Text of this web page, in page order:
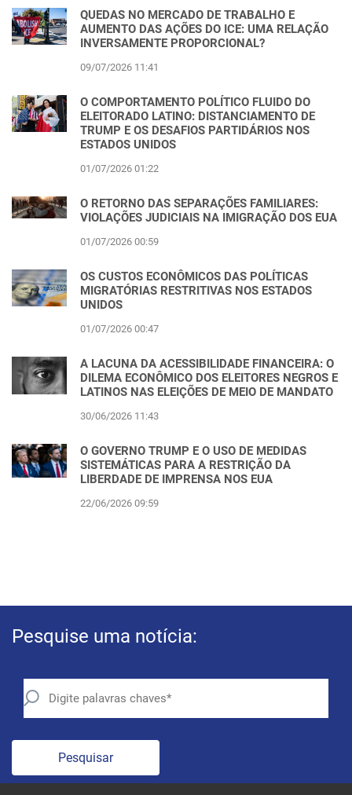
QUEDAS NO MERCADO DE TRABALHO E
AUMENTO DAS AÇÕES DO ICE: UMA RELAÇÃO
INVERSAMENTE PROPORCIONAL?
09/07/2026 11:41
O COMPORTAMENTO POLÍTICO FLUIDO DO
ELEITORADO LATINO: DISTANCIAMENTO DE
TRUMP E OS DESAFIOS PARTIDÁRIOS NOS
ESTADOS UNIDOS
01/07/2026 01:22
O RETORNO DAS SEPARAÇÕES FAMILIARES:
VIOLAÇÕES JUDICIAIS NA IMIGRAÇÃO DOS EUA
01/07/2026 00:59
OS CUSTOS ECONÔMICOS DAS POLÍTICAS
MIGRATÓRIAS RESTRITIVAS NOS ESTADOS
UNIDOS
01/07/2026 00:47
A LACUNA DA ACESSIBILIDADE FINANCEIRA: O
DILEMA ECONÔMICO DOS ELEITORES NEGROS E
LATINOS NAS ELEIÇÕES DE MEIO DE MANDATO
30/06/2026 11:43
O GOVERNO TRUMP E O USO DE MEDIDAS
SISTEMÁTICAS PARA A RESTRIÇÃO DA
LIBERDADE DE IMPRENSA NOS EUA
22/06/2026 09:59
Pesquise uma notícia:
Pesquisar